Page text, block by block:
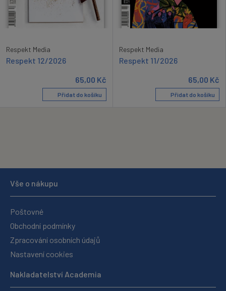
Respekt Media
Respekt 12/2026
65,00 Kč
Přidat do košíku
Respekt Media
Respekt 11/2026
65,00 Kč
Přidat do košíku
Vše o nákupu
Poštovné
Obchodní podmínky
Zpracování osobních údajů
Nastavení cookies
Nakladatelství Academia